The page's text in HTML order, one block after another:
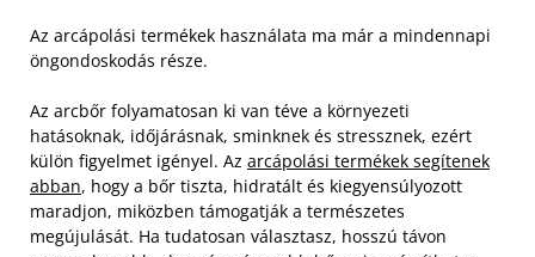
Az arcápolási termékek használata ma már a mindennapi
öngondoskodás része.
Az arcbőr folyamatosan ki van téve a környezeti
hatásoknak, időjárásnak, sminknek és stressznek, ezért
külön figyelmet igényel. Az arcápolási termékek segítenek
abban, hogy a bőr tiszta, hidratált és kiegyensúlyozott
maradjon, miközben támogatják a természetes
megújulását. Ha tudatosan választasz, hosszú távon